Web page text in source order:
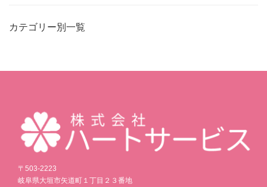
カテゴリー別一覧
〒503-2223
岐阜県大垣市矢道町１丁目２３番地